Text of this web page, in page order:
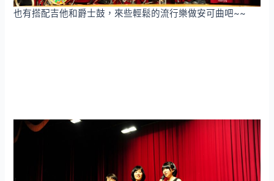
也有搭配吉他和爵士鼓，來些輕鬆的流行樂做安可曲吧~~